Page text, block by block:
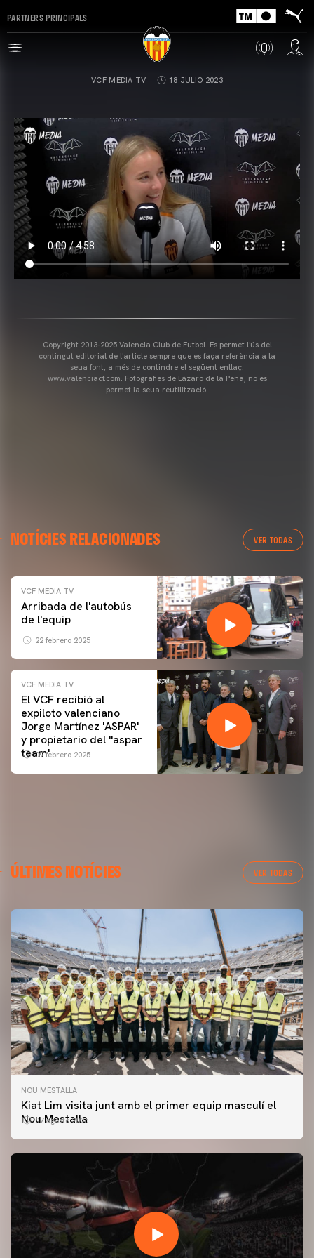
PARTNERS PRINCIPALS
VCF MEDIA TV 18 JULIO 2023
Copyright 2013-2025 Valencia Club de Futbol. Es permet l'ús del
contingut editorial de l'article sempre que es faça referència a la
seua font, a més de contindre el següent enllaç:
www.valenciacf.com. Fotografies de Lázaro de la Peña, no es
permet la seua reutilització.
NOTÍCIES RELACIONADES VER TODAS
VCF MEDIA TV
Arribada de l'autobús
de l'equip
22 febrero 2025
VCF MEDIA TV
El VCF recibió al
expiloto valenciano
Jorge Martínez 'ASPAR'
y propietario del ''aspar
team'
09 febrero 2025
ÚLTIMES NOTÍCIES VER TODAS
NOU MESTALLA
Kiat Lim visita junt amb el primer equip masculí el
Nou Mestalla
07 agosto 2026